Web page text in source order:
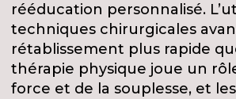
rééducation personnalisé.
techniques chirurgicales
rétablissement plus rapide
thérapie physique joue un
force et de la souplesse, et